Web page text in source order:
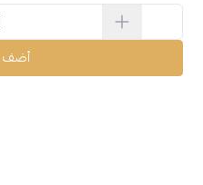
أضف